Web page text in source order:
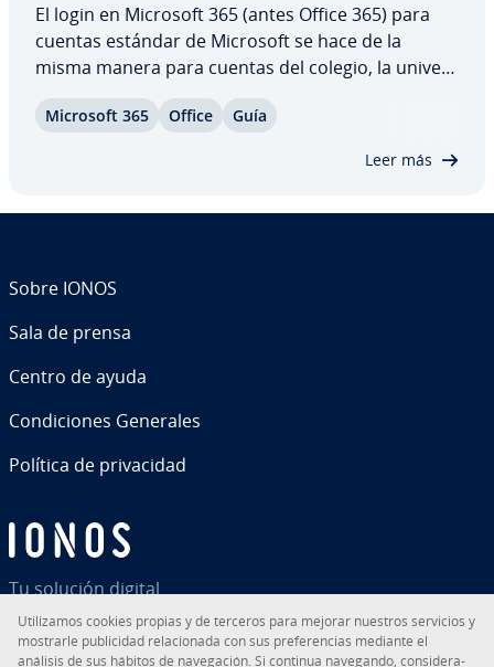
El login en Microsoft 365 (antes Office 365) para
cuentas estándar de Microsoft se hace de la
misma manera para cuentas del colegio, la uni­ve­r­
res se conectan desde el centro de ad­mi­ni­s­tra­ción
Microsoft 365 Office Guía
Leer más
Tu solución digital
Sobre IONOS
Sala de prensa
Centro de ayuda
Co­n­di­cio­nes Generales
Política de pri­va­ci­dad
Uti­li­za­mos cookies propias y de terceros para mejorar nuestros servicios y
mostrarle pu­bli­ci­dad re­la­cio­na­da con sus pre­fe­re­n­cias mediante el
análisis de sus hábitos de na­ve­ga­ción. Si continua navegando, co­n­si­de­ra­